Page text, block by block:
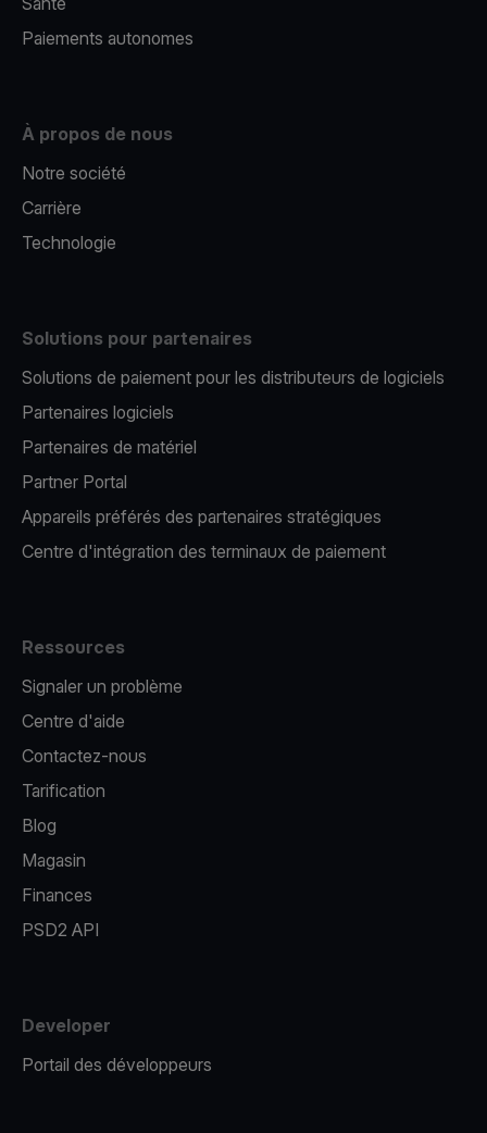
Paiements autonomes
À propos de nous
Notre société
Carrière
Technologie
Solutions pour partenaires
Solutions de paiement pour les distributeurs de logiciels
Partenaires logiciels
Partenaires de matériel
Partner Portal
Appareils préférés des partenaires stratégiques
Centre d'intégration des terminaux de paiement
Ressources
Signaler un problème
Centre d'aide
Contactez-nous
Tarification
Blog
Magasin
Finances
PSD2 API
Developer
Portail des développeurs